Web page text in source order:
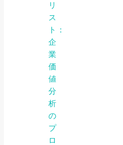
リ
ス
ト：
企
業
価
値
分
析
の
プ
ロ